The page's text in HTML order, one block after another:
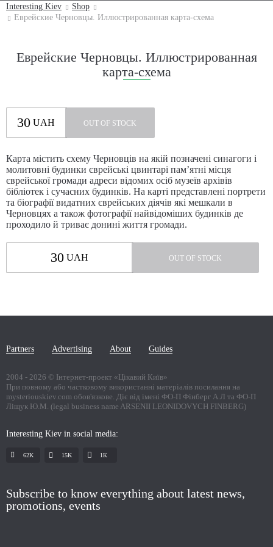
Interesting Kiev
Shop
Еврейские Черновцы. Иллюстрированная карта-схема
Еврейские Черновцы. Иллюстрированная
карта-схема
30 UAH OUT OF STOCK
Карта містить схему Черновців на якій позначені синагоги і
молитовні будинки єврейські цвинтарі пам’ятні місця
єврейської громади адреси відомих осіб музеїв архівів
бібліотек і сучасних будинків. На карті представлені портрети
та біографії видатних єврейських діячів які мешкали в
Черновцях а також фотографії найвідоміших будинків де
проходило й триває донині життя громади.
30UAH OUT OF STOCK
Partners Advertising About Guides
2004 - 2026 © Інтернет-проект «Цікавий Київ»
При повному або частковому використанні матеріалів посилання на
mysteriouskiev.com обов'язкове. Діє від імені ФО-П Фінберг А.Л та ФО-П
Ліщук Ю.М. (legal business name ARSENII LEONIDOVYCH FINBERG)
Interesting Kiev in social media:
62K 15K 1К
Subscribe to know everything about latest news,
promotions, events